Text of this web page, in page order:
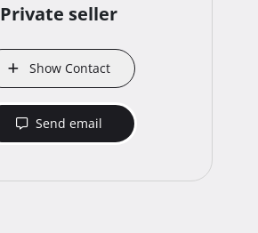
Private seller
Show Contact
Send email